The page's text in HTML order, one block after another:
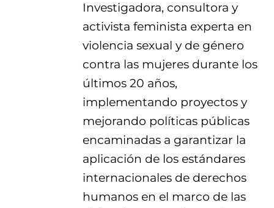
Investigadora, consultora y
activista feminista experta en
violencia sexual y de género
contra las mujeres durante los
últimos 20 años,
implementando proyectos y
mejorando políticas públicas
encaminadas a garantizar la
aplicación de los estándares
internacionales de derechos
humanos en el marco de las